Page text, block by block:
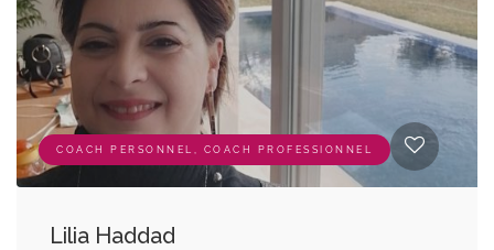
COACH PERSONNEL, COACH PROFESSIONNEL
Lilia Haddad